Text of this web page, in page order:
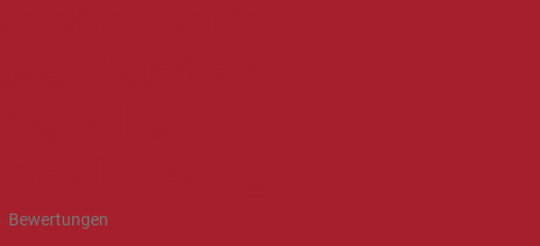
Bewertungen